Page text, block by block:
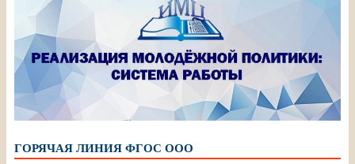
ГОРЯЧАЯ ЛИНИЯ ФГОС ООО